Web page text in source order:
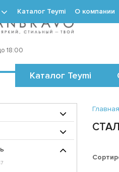
18:00
Каталог Teymi
Каталог Teymi О компании
Главная